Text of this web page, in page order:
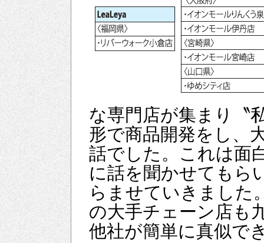
な専門店が集まり〝
形で商品開発をし、
話でした。これは面
に話を聞かせてもら
らませていきました
の大手チェーン店も
他社が簡単に真似で